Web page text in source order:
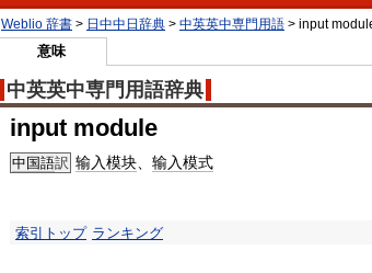
Weblio 辞書 > 日中中日辞典 > 中英英中専門用語 > input
意味
中英英中専門用語辞典
input module
中国語訳 输入模块 输入模式
索引トップ ランキング